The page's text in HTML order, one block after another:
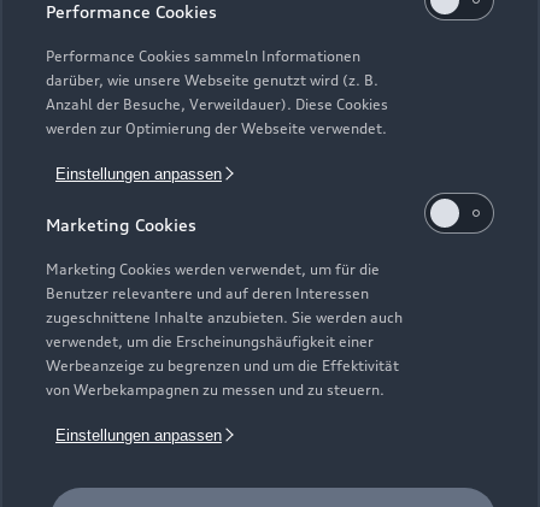
Performance Cookies
Performance Cookies sammeln Informationen
darüber, wie unsere Webseite genutzt wird (z. B.
Anzahl der Besuche, Verweildauer). Diese Cookies
werden zur Optimierung der Webseite verwendet.
Einstellungen anpassen
Marketing Cookies
Marketing Cookies werden verwendet, um für die
Benutzer relevantere und auf deren Interessen
zugeschnittene Inhalte anzubieten. Sie werden auch
verwendet, um die Erscheinungshäufigkeit einer
Werbeanzeige zu begrenzen und um die Effektivität
von Werbekampagnen zu messen und zu steuern.
Einstellungen anpassen
Elektromodelle
Plug-in-Hybride
Neuwagensuche
Gebrauchtwagensuche
Geschäftskunden
Service & Zubehör
Saisonale Angebote
Audi Services
Garantie
Audi digital services
myAudi
Support
Audi Code
Häufige Fragen (FAQ)
Audi Online Beratung
Online-Terminvereinbarung
Servicekontakt
Über Audi
Unternehmen
Karriere
Investor Relations
© 2026 AUDI AG. Alle Rechte vorbehalten
Impressum Rechtliches
Cookie-Richtlinie